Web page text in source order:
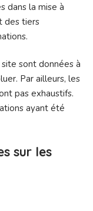
dans la mise à
des tiers
sont données à
Par ailleurs, les
pas exhaustifs.
ayant été
sur les